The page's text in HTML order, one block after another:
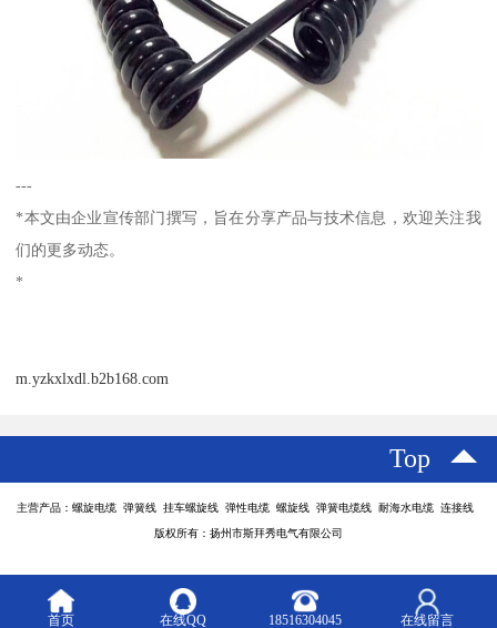
---
*本文由企业宣传部门撰写，旨在分享产品与技术信息，欢迎关注我
们的更多动态。
*
m.yzkxlxdl.b2b168.com
Top
主营产品：螺旋电缆 弹簧线 挂车螺旋线 弹性电缆 螺旋线 弹簧电缆线 耐海水电缆 连接线
版权所有：扬州市斯拜秀电气有限公司
首页 在线QQ 18516304045 在线留言